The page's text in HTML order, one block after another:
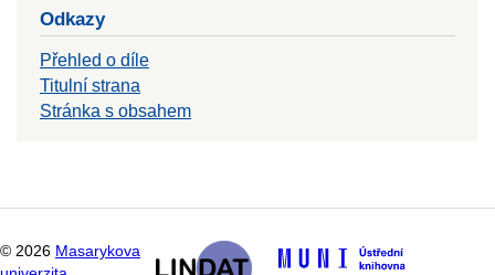
Odkazy
Přehled o díle
Titulní strana
Stránka s obsahem
© 2026 Masarykova